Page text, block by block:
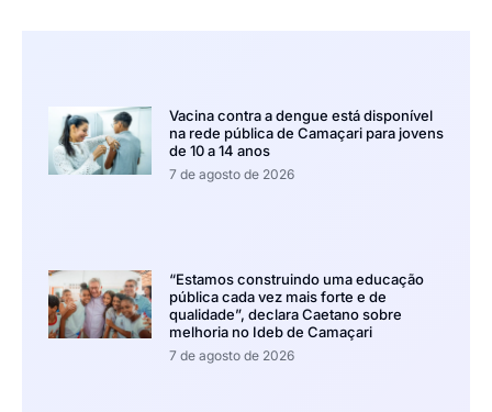
Vacina contra a dengue está disponível
na rede pública de Camaçari para jovens
de 10 a 14 anos
7 de agosto de 2026
“Estamos construindo uma educação
pública cada vez mais forte e de
qualidade”, declara Caetano sobre
melhoria no Ideb de Camaçari
7 de agosto de 2026